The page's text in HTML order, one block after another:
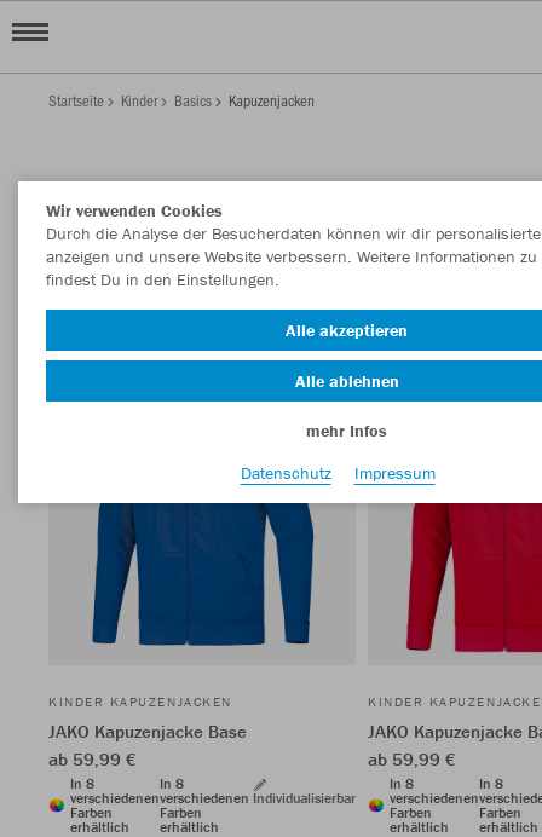
Startseite Kinder Basics Kapuzenjacken
KINDER KAPUZENJACKEN
Filter anzeigen Sortieren nach
Trainingsjacken
KINDER KAPUZENJACKEN
JAKO Kapuzenjacke Base
ab 59,99 €
In 8
verschiedenen
Farben
erhältlich
In 8
verschiedenen
Farben
erhältlich
Individualisierbar
KINDER
JAKO Kapuzenjacke
ab 59,99 €
In 8
verschiedenen
Farben
erhältlich
In 8
Farben
erhältlich
Wir verwenden Cookies
Durch die Analyse der Besucherdaten können wir dir
anzeigen und unsere Website verbessern. Weitere Informationen zu
findest Du in den Einstellungen.
Alle akzeptieren
Alle ablehnen
mehr Infos
Datenschutz
Impressum